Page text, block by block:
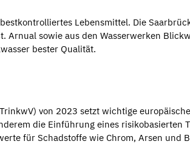
Lebensmittel. Die
Arnual sowie aus den Wasserwerken
bester Qualität.
von 2023 setzt wichtige
die Einführung eines risikobasierten
für Schadstoffe wie Chrom, Arsen und